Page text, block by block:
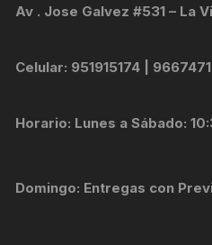
Av . Jose Galvez #531 – La
Celular: 951915174 |
Horario: Lunes a Sábado:
Domingo: Entregas con